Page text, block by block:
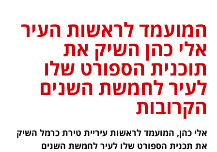
המועמד לראשות העיר
אלי כהן השיק את
תוכנית הספורט שלו
לעיר לחמשת השנים
הקרובות
אלי כהן, המועמד לראשות עיריית טירת כרמל השיק
את תכנית הספורט שלו לעיר לחמשת השנים